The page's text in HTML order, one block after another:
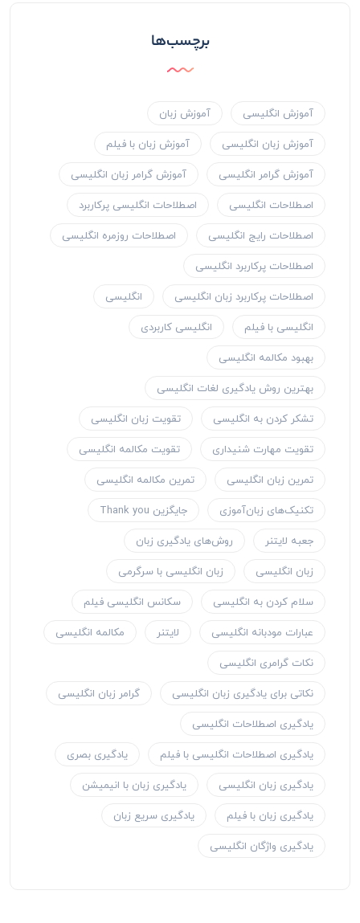
برچسب‌ها
آموزش انگلیسی
آموزش زبان
آموزش زبان انگلیسی
آموزش زبان با فیلم
آموزش گرامر انگلیسی
آموزش گرامر زبان انگلیسی
اصطلاحات انگلیسی
اصطلاحات انگلیسی پرکاربرد
اصطلاحات رایج انگلیسی
اصطلاحات روزمره انگلیسی
اصطلاحات پرکاربرد انگلیسی
اصطلاحات پرکاربرد زبان انگلیسی
انگلیسی
انگلیسی با فیلم
انگلیسی کاربردی
بهبود مکالمه انگلیسی
بهترین روش یادگیری لغات انگلیسی
تشکر کردن به انگلیسی
تقویت زبان انگلیسی
تقویت مهارت شنیداری
تقویت مکالمه انگلیسی
تمرین زبان انگلیسی
تمرین مکالمه انگلیسی
تکنیک‌های زبان‌آموزی
جایگزین Thank you
جعبه لایتنر
روش‌های یادگیری زبان
زبان انگلیسی
زبان انگلیسی با سرگرمی
سلام کردن به انگلیسی
سکانس انگلیسی فیلم
عبارات مودبانه انگلیسی
لایتنر
مکالمه انگلیسی
نکات گرامری انگلیسی
نکاتی برای یادگیری زبان انگلیسی
گرامر زبان انگلیسی
یادگیری اصطلاحات انگلیسی
یادگیری اصطلاحات انگلیسی با فیلم
یادگیری بصری
یادگیری زبان انگلیسی
یادگیری زبان با انیمیشن
یادگیری زبان با فیلم
یادگیری سریع زبان
یادگیری واژگان انگلیسی